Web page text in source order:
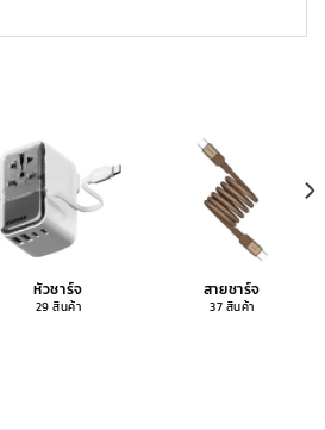
หัวชาร์จ
29 สินค้า
สายชาร์จ
37 สินค้า